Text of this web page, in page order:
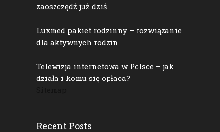
zaoszczędź już dziś
Luxmed pakiet rodzinny – rozwiązanie
dla aktywnych rodzin
Telewizja internetowa w Polsce – jak
działa i komu się opłaca?
Recent Posts